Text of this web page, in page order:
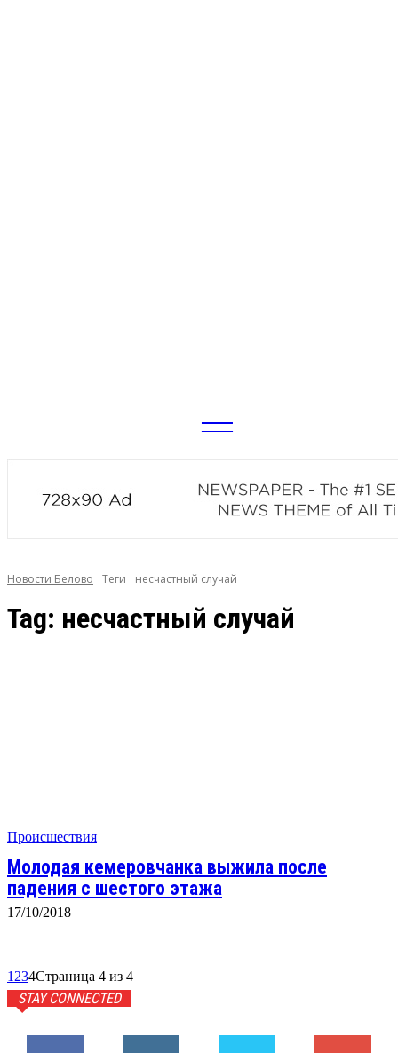
news
Новости Белово Теги несчастный случай
Tag: несчастный случай
Происшествия
Молодая кемеровчанка выжила после
падения с шестого этажа
17/10/2018
1 234Страница 4 из 4
STAY CONNECTED